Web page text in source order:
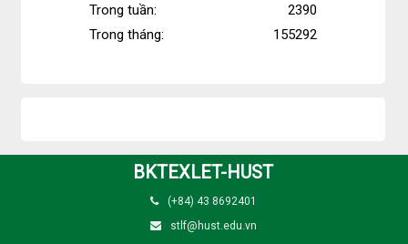
Trong tuần:
2390
Trong tháng:
155292
BKTEXLET-HUST
(+84) 43 8692401
stlf@hust.edu.vn